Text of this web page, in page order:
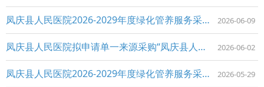
凤庆县人民医院2026-2029年度绿化管养服务采购项目竞争性磋商成交公告 2026-06-09
凤庆县人民医院拟申请单一来源采购“凤庆县人民医院智能物流（机器人）系统维修保养服务采购项目”的公示 2026-06-02
凤庆县人民医院2026-2029年度绿化管养服务采购项目竞争性磋商公告 2026-05-29